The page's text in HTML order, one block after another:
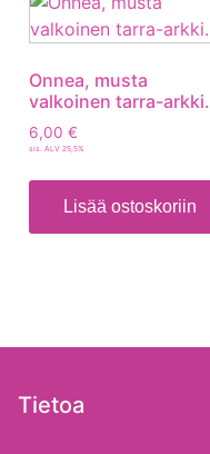
Onnea, musta
valkoinen tarra-arkki.
6,00 €
sis. ALV 25,5%
Lisää ostoskoriin
Tietoa